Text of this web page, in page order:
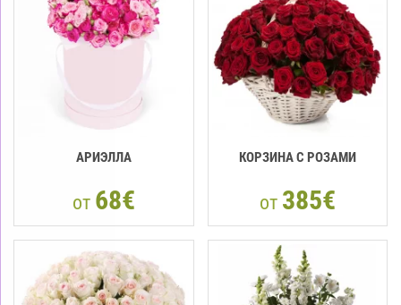
АРИЭЛЛА
от 68€
КОРЗИНА С РОЗАМИ
от 385€